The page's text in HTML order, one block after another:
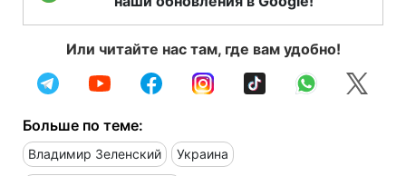
Или читайте нас там, где вам удобно!
Больше по теме:
Владимир Зеленский Украина